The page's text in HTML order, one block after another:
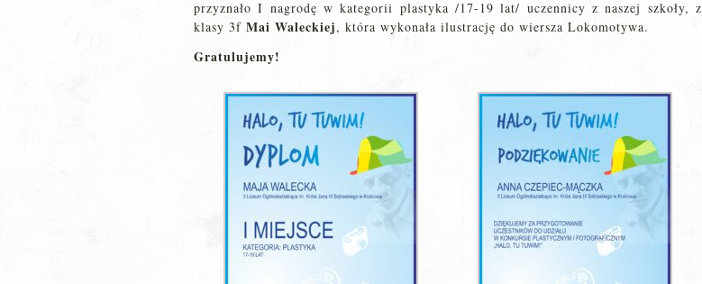
przyznało I nagrodę w kategorii plastyka /17-19 lat/ uczennicy z naszej szkoły, z
klasy 3f Mai Waleckiej, która wykonała ilustrację do wiersza Lokomotywa.
Gratulujemy!